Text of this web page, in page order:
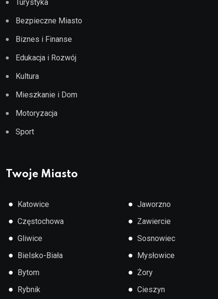
Turystyka
Bezpieczne Miasto
Biznes i Finanse
Edukacja i Rozwój
Kultura
Mieszkanie i Dom
Motoryzacja
Sport
Twoje Miasto
● Katowice
● Częstochowa
● Gliwice
● Bielsko-Biała
● Bytom
● Rybnik
● Jaworzno
● Zawiercie
● Sosnowiec
● Mysłowice
● Żory
● Cieszyn